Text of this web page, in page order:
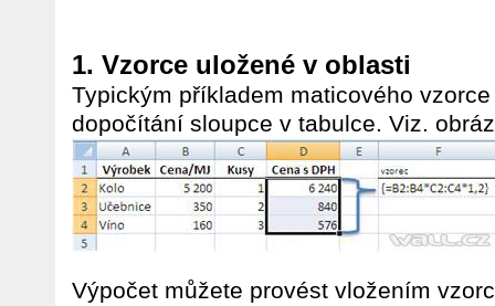
1. Vzorce uložené v oblasti
Typickým příkladem maticového
dopočítání sloupce v tabulce. Viz.
Výpočet můžete provést vložením